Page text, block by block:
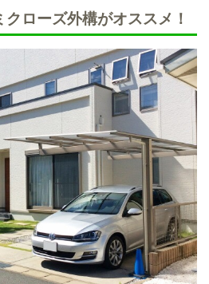
ローズ外構がオススメ！